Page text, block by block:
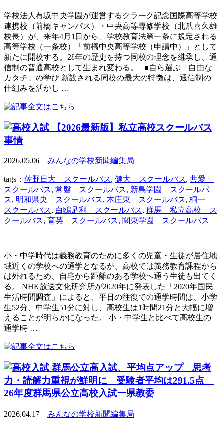
学校法人有坂中央学園が運営するクラーク記念国際高等学校
連携校（前橋キャンパス）・中央高等専修学校（北爪喜久雄
校長）が、来年4月1日から、学校教育法第一条に規定される
高等学校（一条校）「前橋中央高等学校（申請中）」として
新たに開校する。28年の歴史を持つ同校の理念を継承し、通
信制の普通高校として生まれ変わる。 ■自ら選ぶ「自由な
カタチ」の学び 新設される同校の最大の特徴は、通信制の
仕組みを活かし …
【2026最新版】私立高校スクールバス
事情
2026.05.06 みんなの学校新聞編集局
tags： 佐野日大 スクールバス, 健大 スクールバス, 共愛
スクールバス, 常磐 スクールバス, 新島学園 スクールバ
ス, 明和県央 スクールバス, 本庄東 スクールバス, 桐一
スクールバス, 白鴎足利 スクールバス, 群馬 私立高校 ス
クールバス, 育英 スクールバス, 関東学園 スクールバス
小・中学時代は義務教育のために多くの児童・生徒が居住地
域近くの学校への通学となるが、高校では義務教育課程から
は外れるため、自宅から距離のある学校へ通う生徒も出てく
る。 NHK放送文化研究所が2020年に発表した「2020年国民
生活時間調査」によると、平日の往復での通学時間は、小学
生52分、中学生51分に対し、高校生は1時間21分と大幅に増
えることが明らかになった。 小・中学生と比べて高校生の
通学時 …
群馬公立高入試、平均点アップ 思考
力・読解力重視が鮮明に 受験者平均は291.5点
26年度群馬県公立高校入試ー県教委
2026.04.17 みんなの学校新聞編集局